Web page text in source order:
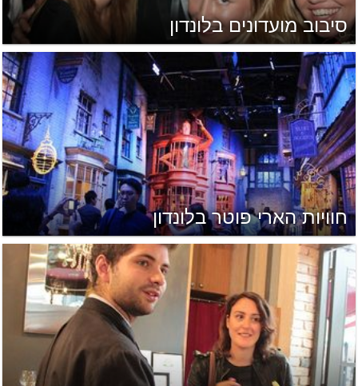
סיבוב מועדונים בלונדון
חוויות הארי פוטר בלונדון